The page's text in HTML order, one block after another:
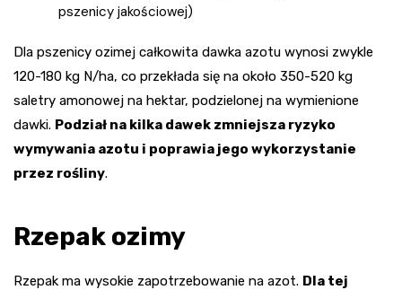
pszenicy jakościowej)
Dla pszenicy ozimej całkowita dawka azotu wynosi zwykle
120-180 kg N/ha, co przekłada się na około 350-520 kg
saletry amonowej na hektar, podzielonej na wymienione
dawki. Podział na kilka dawek zmniejsza ryzyko
wymywania azotu i poprawia jego wykorzystanie
przez rośliny.
Rzepak ozimy
Rzepak ma wysokie zapotrzebowanie na azot. Dla tej